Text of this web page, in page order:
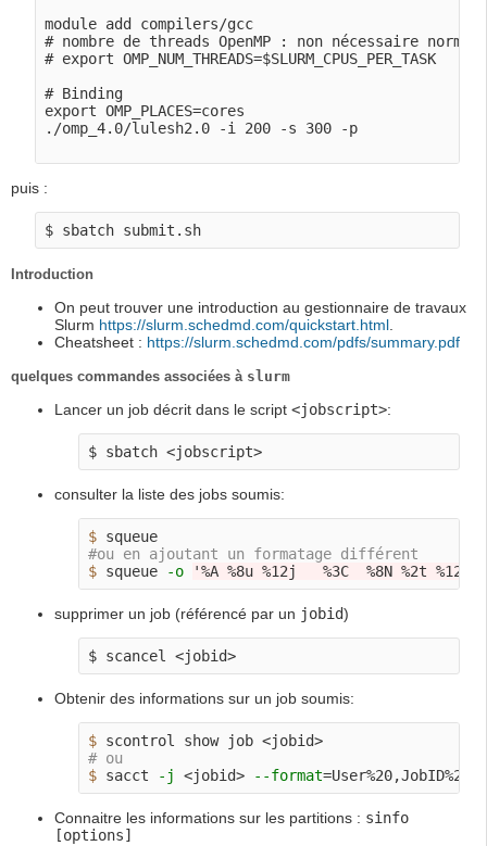
module add compilers/gcc
# nombre de threads OpenMP : non nécessaire
# export OMP_NUM_THREADS=$SLURM_CPUS_PER_TASK
# Binding
export OMP_PLACES=cores
./omp_4.0/lulesh2.0 -i 200 -s 300 -p
puis :
Introduction
On peut trouver une introduction au gestionnaire de travaux
Slurm https://slurm.schedmd.com/quickstart.html.
Cheatsheet : https://slurm.schedmd.com/pdfs/summary.pdf
quelques commandes associées à slurm
Lancer un job décrit dans le script <jobscript>:
consulter la liste des jobs soumis:
$
#ou en ajoutant un formatage différent
$ squeue -o '%A %8u %12j   %3C  %8N %2t %12l
supprimer un job (référencé par un jobid)
Obtenir des informations sur un job soumis:
$
# ou
$ sacct -j <jobid> --format=
Connaitre les informations sur les partitions : sinfo
[options]